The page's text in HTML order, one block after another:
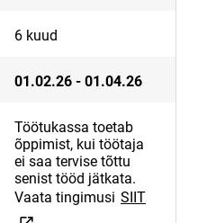
6 kuud
01.02.26 - 01.04.26
Töötukassa toetab
õppimist, kui töötaja
ei saa tervise tõttu
senist tööd jätkata.
Vaata tingimusi SIITlink